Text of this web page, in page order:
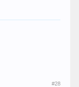
#28